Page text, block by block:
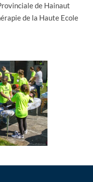
de Hainaut
de la Haute Ecole